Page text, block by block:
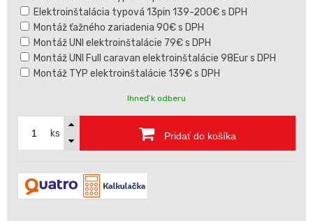
Elektroinštalácia typová 13pin 139-200€ s DPH
Montáž ťažného zariadenia 90€ s DPH
Montáž UNI elektroinštalácie 79€ s DPH
Montáž UNI Full caravan elektroinštalácie 98Eur s DPH
Montáž TYP elektroinštalácie 139€ s DPH
Ihneď k odberu
ks Pridať do košíka